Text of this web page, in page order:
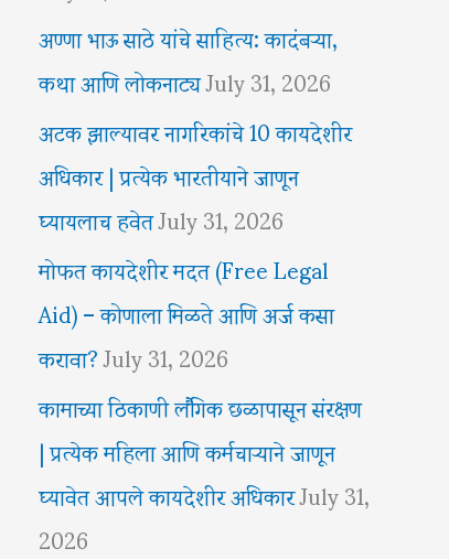
अण्णा भाऊ साठे यांचे साहित्य: कादंबऱ्या,
कथा आणि लोकनाट्यJuly 31, 2026
अटक झाल्यावर नागरिकांचे 10 कायदेशीर
अधिकार | प्रत्येक भारतीयाने जाणून
घ्यायलाच हवेतJuly 31, 2026
मोफत कायदेशीर मदत (Free Legal
Aid) – कोणाला मिळते आणि अर्ज कसा
करावा?July 31, 2026
कामाच्या ठिकाणी लैंगिक छळापासून संरक्षण
| प्रत्येक महिला आणि कर्मचाऱ्याने जाणून
घ्यावेत आपले कायदेशीर अधिकारJuly 31,
2026